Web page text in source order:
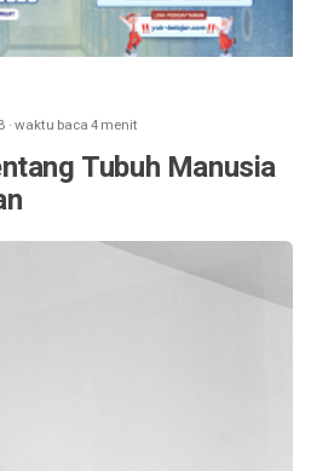
·waktu baca 4 menit
Tubuh Manusia